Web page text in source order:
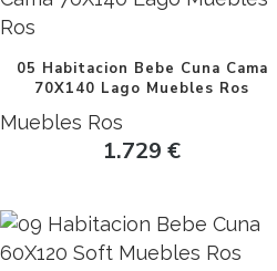
05 Habitacion Bebe Cuna Cama
70X140 Lago Muebles Ros
Muebles Ros
1.729€